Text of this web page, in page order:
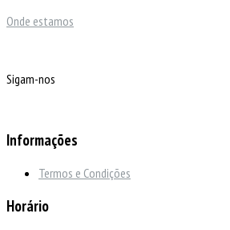
Onde estamos
Sigam-nos
Informações
Termos e Condições
Horário